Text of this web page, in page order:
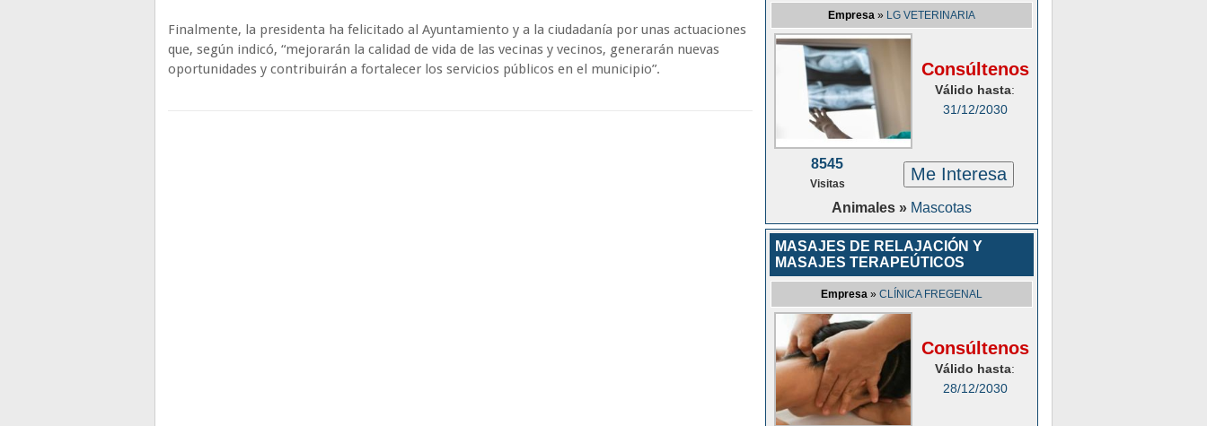
Finalmente, la presidenta ha felicitado al Ayuntamiento y a la ciudadanía por unas actuaciones
que, según indicó, “mejorarán la calidad de vida de las vecinas y vecinos, generarán nuevas
oportunidades y contribuirán a fortalecer los servicios públicos en el municipio”.
Empresa » LG VETERINARIA
Consúltenos
Válido hasta:
31/12/2030
8545
Visitas Me Interesa
Animales » Mascotas
MASAJES DE RELAJACIÓN Y
MASAJES TERAPEÚTICOS
Empresa » CLÍNICA FREGENAL
Consúltenos
Válido hasta:
28/12/2030